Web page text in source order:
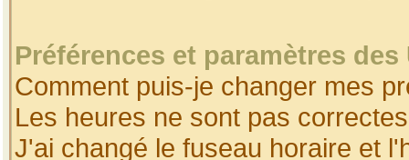
Préférences et paramètres
Comment puis-je changer mes
Les heures ne sont pas
J'ai changé le fuseau horaire et